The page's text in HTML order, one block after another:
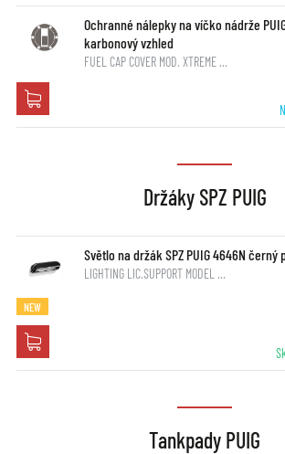
Ochranné nálepky na víčko nádrže
karbonový vzhled
FUEL CAP COVER MOD. XTREME …
Držáky SPZ PUIG
Světlo na držák SPZ PUIG 4646N černý
LIGHTING LIC.SUPPORT MODEL …
NEW
Tankpady PUIG